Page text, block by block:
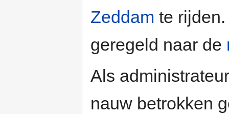
Zeddam te
geregeld naar de
Als
nauw betrokken